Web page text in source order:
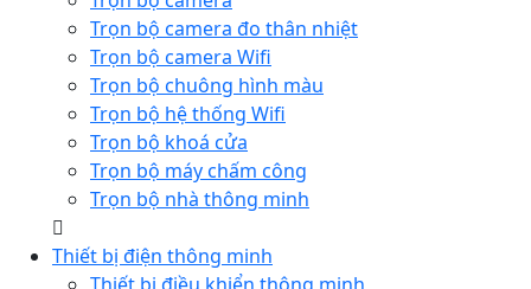
Trọn bộ camera đo thân nhiệt
Trọn bộ camera Wifi
Trọn bộ chuông hình màu
Trọn bộ hệ thống Wifi
Trọn bộ khoá cửa
Trọn bộ máy chấm công
Trọn bộ nhà thông minh
Thiết bị điện thông minh